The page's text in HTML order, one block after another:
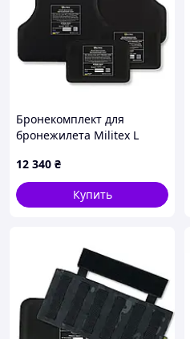
Бронекомплект для
бронежилета Militex L
отдела/камербанды) 1
класс
12 340 ₴
Купить